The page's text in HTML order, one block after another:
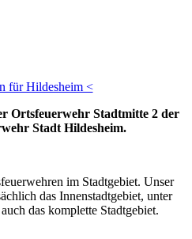
für Hildesheim <
Ortsfeuerwehr Stadtmitte 2 der
Stadt Hildesheim.
im Stadtgebiet. Unser
das Innenstadtgebiet, unter
das komplette Stadtgebiet.